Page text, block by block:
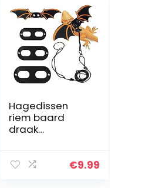
Hagedissen
riem baard
draak
dieren harnas 3
€9.99